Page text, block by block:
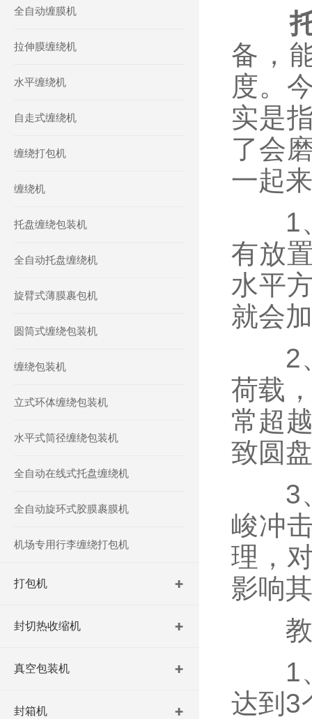
全自动缠膜机
拉伸膜缠绕机
水平缠绕机
自走式缠绕机
缠绕打包机
缠绕机
托盘缠绕包装机
全自动托盘缠绕机
旋臂式薄膜裹包机
圆筒式缠绕包装机
缠绕包装机
立式环体缠绕包装机
水平式筒径缠绕包装机
全自动在线式托盘缠绕机
全自动旋环式胶膜裹膜机
机场专用行李缠绕打包机
打包机
封切热收缩机
真空包装机
封箱机
备，
度。
实是
了会
一起
1、
有放
水平
就会
2、
荷载
常超
致圆
3、
峻冲
理，
影响
教
1、
达到3